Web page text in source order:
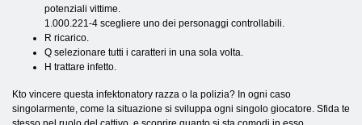
potenziali vittime.
1.000.221-4 scegliere uno dei personaggi controllabili.
R ricarico.
Q selezionare tutti i caratteri in una sola volta.
H trattare infetto.
Kto vincere questa infektonatory razza o la polizia? In ogni caso
singolarmente, come la situazione si sviluppa ogni singolo giocatore. Sfida te